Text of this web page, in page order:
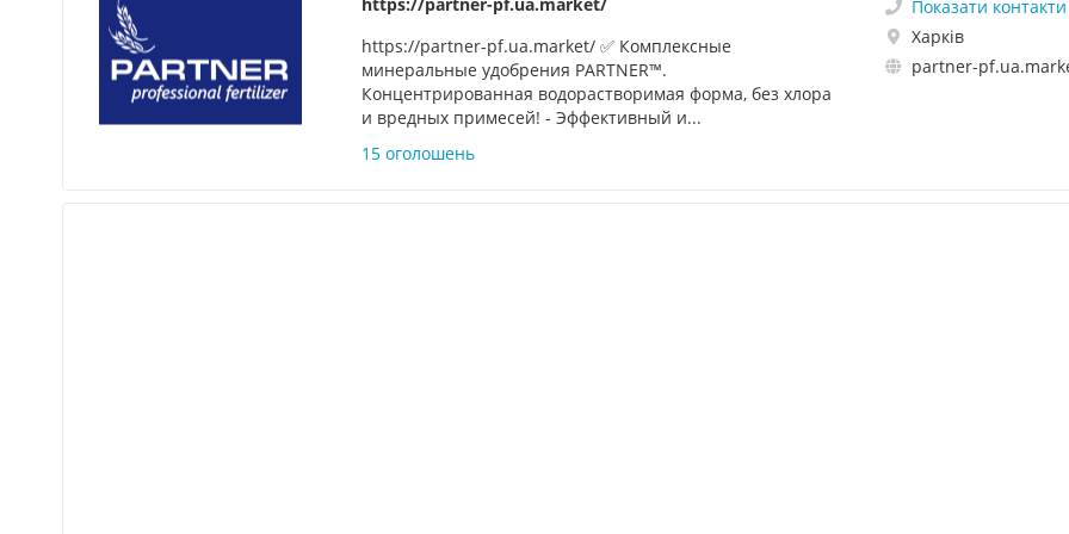
https://partner-pf.ua.market/ ✅ Комплексные
минеральные удобрения PARTNER™.
Концентрированная водорастворимая форма, без хлора
и вредных примесей! - Эффективный и...
15 оголошень
Показати контакти
Харків
partner-